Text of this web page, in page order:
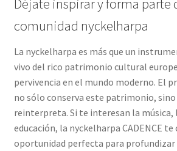
Déjate inspirar y forma parte
comunidad nyckelharpa
La nyckelharpa es más que un
vivo del rico patrimonio cultural
pervivencia en el mundo moderno. El
no sólo conserva este patrimonio,
reinterpreta. Si te interesan la música,
educación, la nyckelharpa CADENCE te
oportunidad perfecta para profundizar